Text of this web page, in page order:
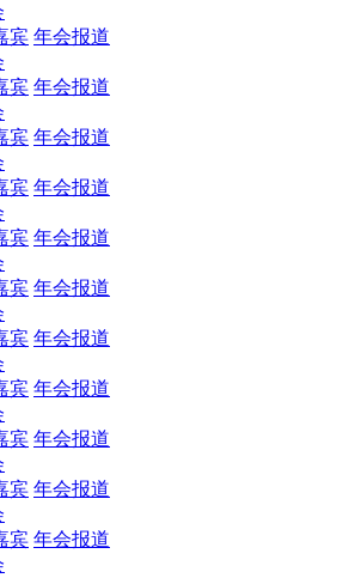
宾 年会报道
宾 年会报道
宾 年会报道
宾 年会报道
宾 年会报道
宾 年会报道
宾 年会报道
宾 年会报道
宾 年会报道
宾 年会报道
宾 年会报道